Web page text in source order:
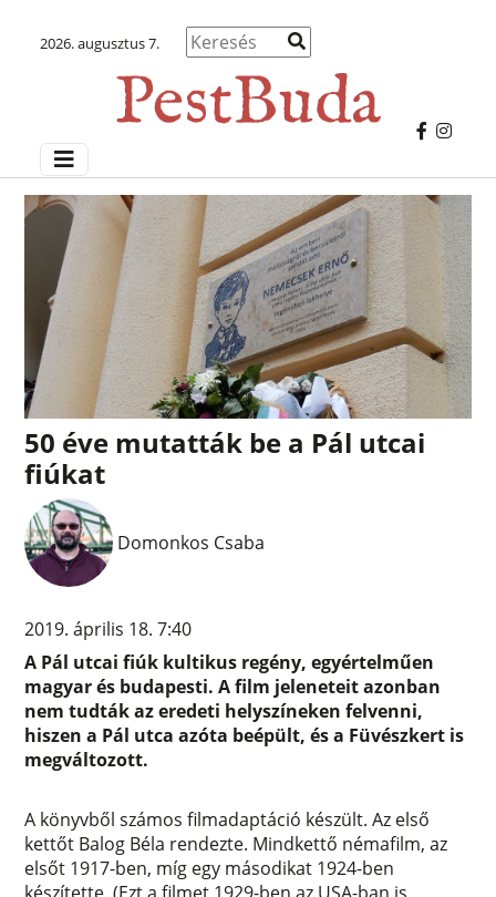
2026. augusztus 7.
50 éve mutatták be a Pál utcai
fiúkat
Domonkos Csaba
2019. április 18. 7:40
A Pál utcai fiúk kultikus regény, egyértelműen
magyar és budapesti. A film jeleneteit azonban
nem tudták az eredeti helyszíneken felvenni,
hiszen a Pál utca azóta beépült, és a Füvészkert is
megváltozott.
A könyvből számos filmadaptáció készült. Az első
kettőt Balog Béla rendezte. Mindkettő némafilm, az
elsőt 1917-ben, míg egy másodikat 1924-ben
készítette. (Ezt a filmet 1929-ben az USA-ban is